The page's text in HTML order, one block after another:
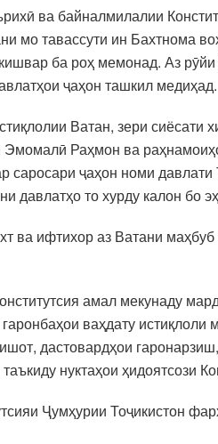
ва байналмилалии
мо тавассути ин Бахтнома
ба роҳ мемонад. Аз рӯйи
ҷаҳон ташкил медиҳад.
Ватан, зери сиёсати
Эмомалӣ Раҳмон ва
саросари ҷаҳон номи
давлатҳо то хурду калон
ва ифтихор аз Ватани
амал мекунаду
ваҳдату
дастовардҳои
нуктаҳои ҳидоятсози
Ҷумҳурии Тоҷикистон